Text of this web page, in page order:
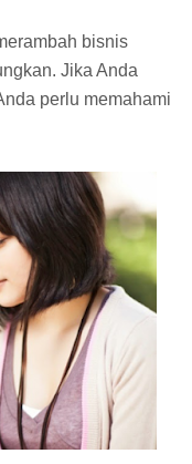
bisnis
Jika Anda
perlu memahami